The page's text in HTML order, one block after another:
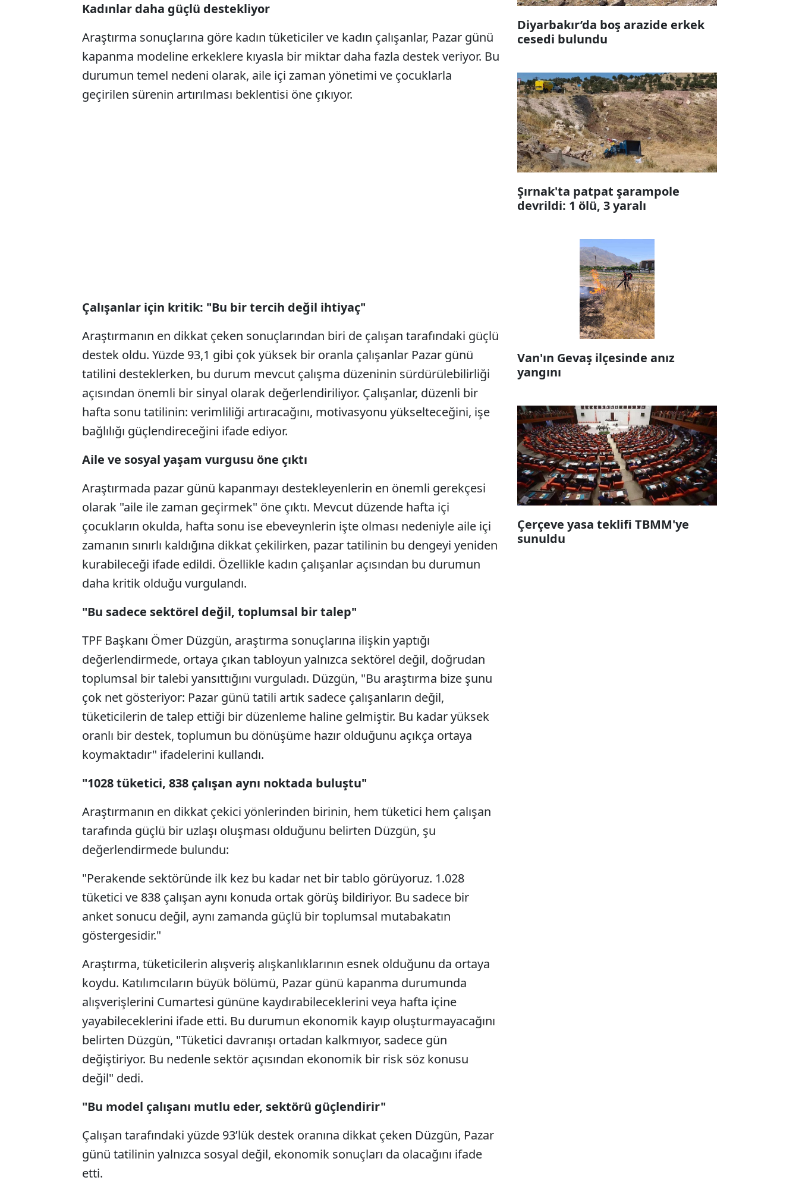
Kadınlar daha güçlü destekliyor
Araştırma sonuçlarına göre kadın tüketiciler ve kadın çalışanlar, Pazar günü
kapanma modeline erkeklere kıyasla bir miktar daha fazla destek veriyor. Bu
durumun temel nedeni olarak, aile içi zaman yönetimi ve çocuklarla
geçirilen sürenin artırılması beklentisi öne çıkıyor.
Çalışanlar için kritik: "Bu bir tercih değil ihtiyaç"
Araştırmanın en dikkat çeken sonuçlarından biri de çalışan tarafındaki güçlü
destek oldu. Yüzde 93,1 gibi çok yüksek bir oranla çalışanlar Pazar günü
tatilini desteklerken, bu durum mevcut çalışma düzeninin sürdürülebilirliği
açısından önemli bir sinyal olarak değerlendiriliyor. Çalışanlar, düzenli bir
hafta sonu tatilinin: verimliliği artıracağını, motivasyonu yükselteceğini, işe
bağlılığı güçlendireceğini ifade ediyor.
Aile ve sosyal yaşam vurgusu öne çıktı
Araştırmada pazar günü kapanmayı destekleyenlerin en önemli gerekçesi
olarak "aile ile zaman geçirmek" öne çıktı. Mevcut düzende hafta içi
çocukların okulda, hafta sonu ise ebeveynlerin işte olması nedeniyle aile içi
zamanın sınırlı kaldığına dikkat çekilirken, pazar tatilinin bu dengeyi yeniden
kurabileceği ifade edildi. Özellikle kadın çalışanlar açısından bu durumun
daha kritik olduğu vurgulandı.
"Bu sadece sektörel değil, toplumsal bir talep"
TPF Başkanı Ömer Düzgün, araştırma sonuçlarına ilişkin yaptığı
değerlendirmede, ortaya çıkan tabloyun yalnızca sektörel değil, doğrudan
toplumsal bir talebi yansıttığını vurguladı. Düzgün, "Bu araştırma bize şunu
çok net gösteriyor: Pazar günü tatili artık sadece çalışanların değil,
tüketicilerin de talep ettiği bir düzenleme haline gelmiştir. Bu kadar yüksek
oranlı bir destek, toplumun bu dönüşüme hazır olduğunu açıkça ortaya
koymaktadır" ifadelerini kullandı.
"1028 tüketici, 838 çalışan aynı noktada buluştu"
Araştırmanın en dikkat çekici yönlerinden birinin, hem tüketici hem çalışan
tarafında güçlü bir uzlaşı oluşması olduğunu belirten Düzgün, şu
değerlendirmede bulundu:
"Perakende sektöründe ilk kez bu kadar net bir tablo görüyoruz. 1.028
tüketici ve 838 çalışan aynı konuda ortak görüş bildiriyor. Bu sadece bir
anket sonucu değil, aynı zamanda güçlü bir toplumsal mutabakatın
göstergesidir."
Araştırma, tüketicilerin alışveriş alışkanlıklarının esnek olduğunu da ortaya
koydu. Katılımcıların büyük bölümü, Pazar günü kapanma durumunda
alışverişlerini Cumartesi gününe kaydırabileceklerini veya hafta içine
yayabileceklerini ifade etti. Bu durumun ekonomik kayıp oluşturmayacağını
belirten Düzgün, "Tüketici davranışı ortadan kalkmıyor, sadece gün
değiştiriyor. Bu nedenle sektör açısından ekonomik bir risk söz konusu
değil" dedi.
"Bu model çalışanı mutlu eder, sektörü güçlendirir"
Çalışan tarafındaki yüzde 93’lük destek oranına dikkat çeken Düzgün, Pazar
günü tatilinin yalnızca sosyal değil, ekonomik sonuçları da olacağını ifade
etti.
Diyarbakır’da boş arazide erkek
cesedi bulundu
Şırnak'ta patpat şarampole
devrildi: 1 ölü, 3 yaralı
Van'ın Gevaş ilçesinde anız
yangını
Çerçeve yasa teklifi TBMM'ye
sunuldu